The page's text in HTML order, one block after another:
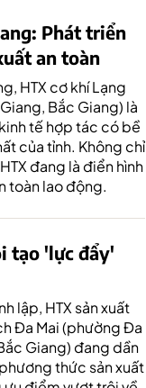
Phát triển
an toàn
HTX cơ khí Lạng
Bắc Giang) là
tế hợp tác có bề
của tỉnh. Không chỉ
đang là điển hình
toàn lao động.
tạo 'lực đẩy'
lập, HTX sản xuất
Đa Mai (phường Đa
Giang) đang dần
thức sản xuất